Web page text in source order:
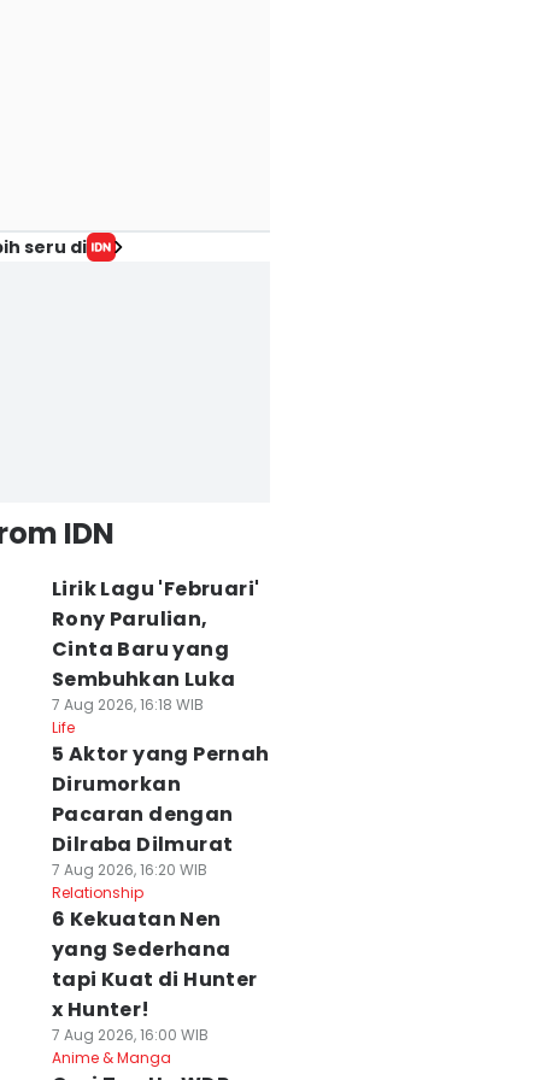
seru di
IDN
Lirik Lagu 'Februari'
Rony Parulian,
Cinta Baru yang
Sembuhkan Luka
7 Aug 2026, 16:18 WIB
Life
5 Aktor yang Pernah
Dirumorkan
Pacaran dengan
Dilraba Dilmurat
7 Aug 2026, 16:20 WIB
Relationship
6 Kekuatan Nen
yang Sederhana
tapi Kuat di Hunter
x Hunter!
7 Aug 2026, 16:00 WIB
Anime & Manga